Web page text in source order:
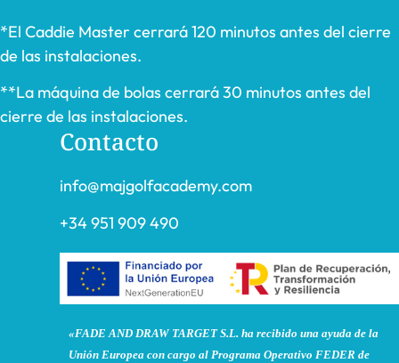
*El Caddie Master cerrará 120 minutos antes del cierre
de las instalaciones.
**La máquina de bolas cerrará 30 minutos antes del
cierre de las instalaciones.
Contacto
info@majgolfacademy.com
+34 951 909 490
«FADE AND DRAW TARGET S.L. ha recibido una ayuda de la
Unión Europea con cargo al Programa Operativo FEDER de